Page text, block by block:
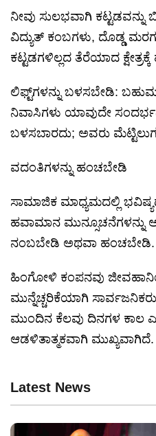
ನೀವು ಸುಲಭವಾಗಿ ಕಟ್ಟಡವನ್ನು
ವಿದ್ಯುತ್ ಕಂಬಗಳು, ದೊಡ್ಡ
ಕಟ್ಟಡಗಳಿಲ್ಲದ ತೆರೆಯಾದ
ಲಿಫ್ಟ್‌ಗಳನ್ನು ಬಳಸಬೇಡಿ:
ನಿವಾಸಿಗಳು ಯಾವುದೇ
ಬಳಸಬಾರದು; ಅವರು
ವದಂತಿಗಳನ್ನು ಹಂಚಬೇಡಿ
ಸಾಮಾಜಿಕ ಮಾಧ್ಯಮದಲ್ಲಿ
ಹವಾಮಾನ ಮುನ್ಸೂಚನೆಗಳನ್ನು
ನಂಬಬೇಡಿ ಅಥವಾ ಹಂಚಬೇಡಿ.
ಹಿಂಗೋಳಿ ಕಂಪನವು
ಮುನ್ನೆಚ್ಚರಿಕೆಯಾಗಿ
ಮುಂದಿನ ಕೆಲವು ದಿನಗಳ ಕಾಲ
ಆಡಳಿತಾತ್ಮಕವಾಗಿ ಮುಖ್ಯವಾಗಿದೆ.
Latest News